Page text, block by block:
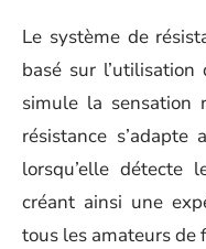
Le système de
basé sur l’utilisation
simule la sensation
résistance
lorsqu’elle détecte
créant ainsi une
tous les amateurs de